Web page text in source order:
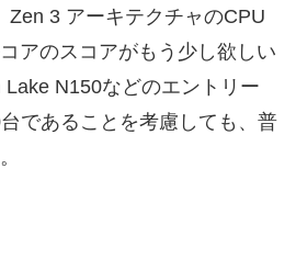
Zen 3 アーキテクチャのCPU
アのスコアがもう少し欲しい
Lake N150などのエントリー
であることを考慮しても、普